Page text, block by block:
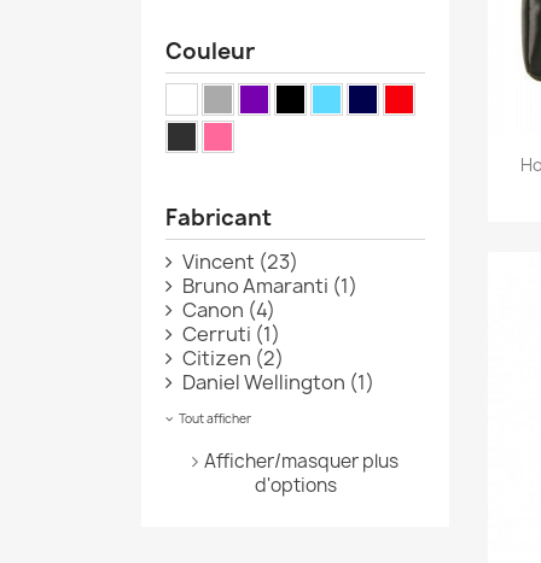
Couleur
Fabricant
Vincent (23)
Bruno Amaranti (1)
Canon (4)
Cerruti (1)
Citizen (2)
Daniel Wellington (1)
Tout afficher
Afficher/masquer plus
d'options